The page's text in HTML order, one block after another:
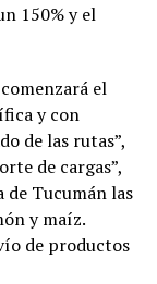
150% y el
el
y con
de las rutas”,
de cargas”,
Tucumán las
y maíz.
de productos